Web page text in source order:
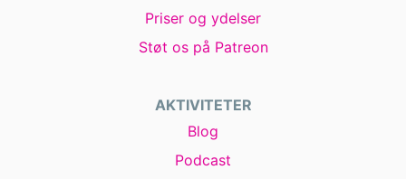
Priser og ydelser
Støt os på Patreon
AKTIVITETER
Blog
Podcast